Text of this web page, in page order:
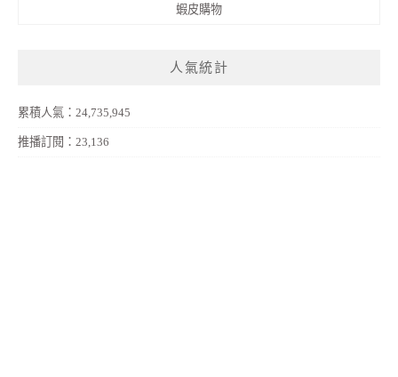
蝦皮購物
人氣統計
累積人氣：24,735,945
推播訂閱：23,136